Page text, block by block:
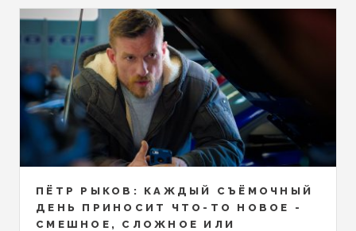
ПЁТР РЫКОВ: КАЖДЫЙ СЪЁМОЧНЫЙ
ДЕНЬ ПРИНОСИТ ЧТО-ТО НОВОЕ -
СМЕШНОЕ, СЛОЖНОЕ ИЛИ